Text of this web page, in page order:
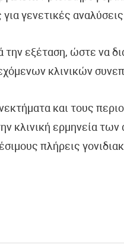
γενετικές
την εξέταση, ώστε να
κλινικών
και τους
κλινική ερμηνεία
πλήρεις